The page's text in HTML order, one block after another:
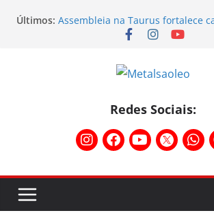
Últimos: Assembleia na Taurus fortalece
salarial e mostra a força da
Nota de repúdio
Conselho Diretivo da CNM/CUT
Physioclinic: parceira do Sindicato
Sindicato mobiliza trabalhadores
Sebras
Redes Sociais: